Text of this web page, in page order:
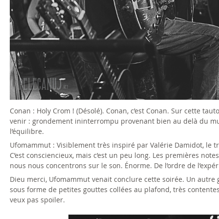
7
7
_
p
e
l
e
.
j
p
Conan : Holy Crom ! (Désolé). Conan, c’est Conan. Sur cette
venir : grondement ininterrompu provenant bien au delà du
l’équilibre.
Ufomammut : Visiblement très inspiré par Valérie Damidot,
C’est consciencieux, mais c’est un peu long. Les premières
nous nous concentrons sur le son. Énorme. De l’ordre de
Dieu merci, Ufomammut venait conclure cette soirée. Un
sous forme de petites gouttes collées au plafond, très
veux pas spoiler.